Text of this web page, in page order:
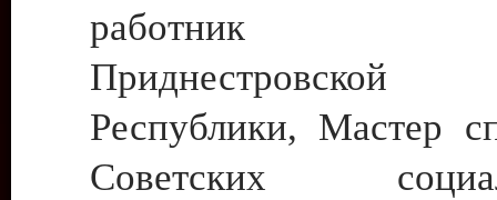
работник
Приднестровской
Республики, Мастер
Советских